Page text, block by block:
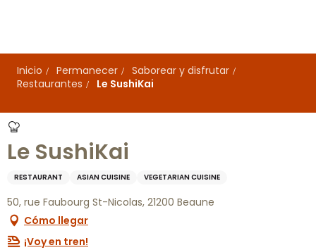
principal
Inicio
Permanecer
Saborear y disfrutar
Restaurantes
Le SushiKai
Le SushiKai
RESTAURANT ASIAN CUISINE VEGETARIAN CUISINE
50, rue Faubourg St-Nicolas, 21200 Beaune
Cómo llegar
¡Voy en tren!